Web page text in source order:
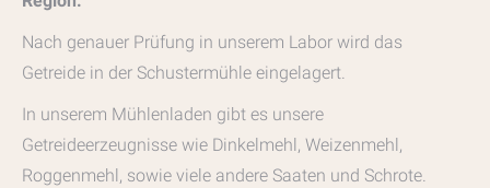
Nach genauer Prüfung in unserem Labor wird das
Getreide in der Schustermühle eingelagert.
In unserem Mühlenladen gibt es unsere
Getreideerzeugnisse wie Dinkelmehl, Weizenmehl,
Roggenmehl, sowie viele andere Saaten und Schrote.